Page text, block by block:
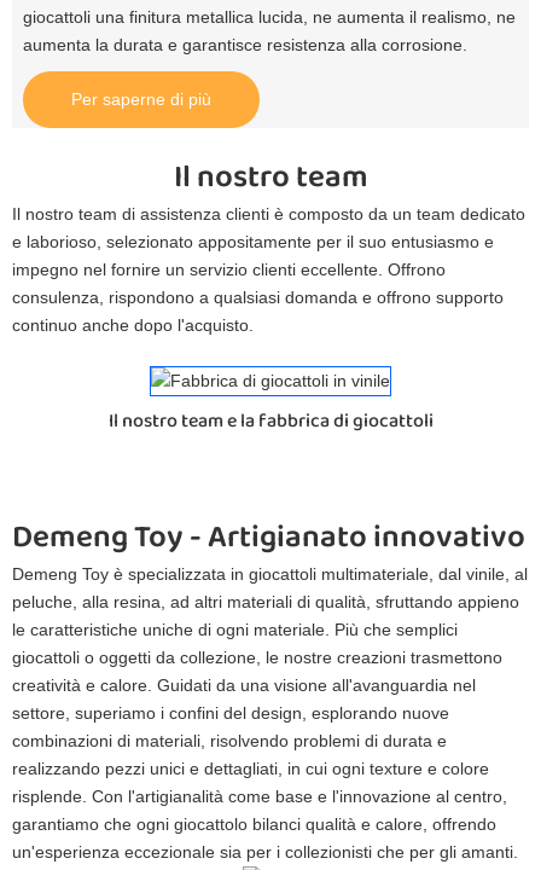
giocattoli una finitura metallica lucida, ne aumenta il realismo, ne
aumenta la durata e garantisce resistenza alla corrosione.
Per saperne di più
Il nostro team
Il nostro team di assistenza clienti è composto da un team dedicato
e laborioso, selezionato appositamente per il suo entusiasmo e
impegno nel fornire un servizio clienti eccellente. Offrono
consulenza, rispondono a qualsiasi domanda e offrono supporto
continuo anche dopo l'acquisto.
Il nostro team e la fabbrica di giocattoli
Demeng Toy - Artigianato
Demeng Toy è specializzata in giocattoli multimateriale, dal vinile, al
peluche, alla resina, ad altri materiali di qualità, sfruttando appieno
le caratteristiche uniche di ogni materiale. Più che semplici
giocattoli o oggetti da collezione, le nostre creazioni trasmettono
creatività e calore. Guidati da una visione all'avanguardia nel
settore, superiamo i confini del design, esplorando nuove
combinazioni di materiali, risolvendo problemi di durata e
realizzando pezzi unici e dettagliati, in cui ogni texture e colore
risplende. Con l'artigianalità come base e l'innovazione al centro,
garantiamo che ogni giocattolo bilanci qualità e calore, offrendo
un'esperienza eccezionale sia per i collezionisti che per gli amanti.